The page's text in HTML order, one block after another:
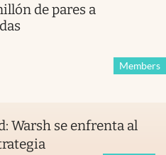
de pares a
Members
Warsh se enfrenta al